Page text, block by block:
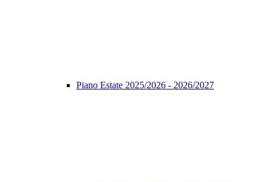
Piano Estate 2025/2026 - 2026/2027